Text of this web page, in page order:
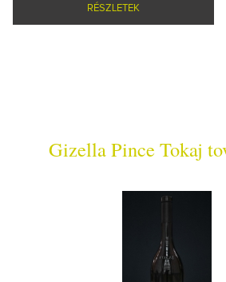
RÉSZLETEK
Gizella Pince Tokaj